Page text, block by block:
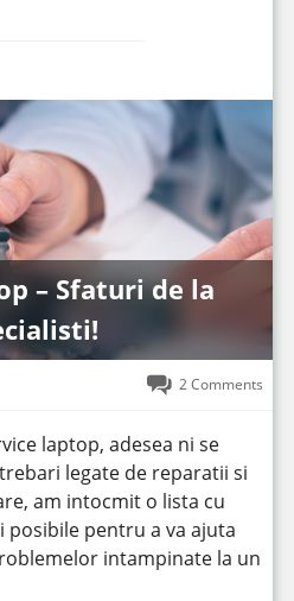
– Sfaturi de la
2 Comments
laptop, adesea ni se
legate de reparatii si
am intocmit o lista cu
pentru a va ajuta
intampinate la un